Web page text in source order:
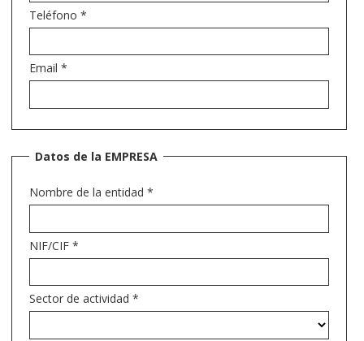
Teléfono *
Email *
Datos de la EMPRESA
Nombre de la entidad *
NIF/CIF *
Sector de actividad *